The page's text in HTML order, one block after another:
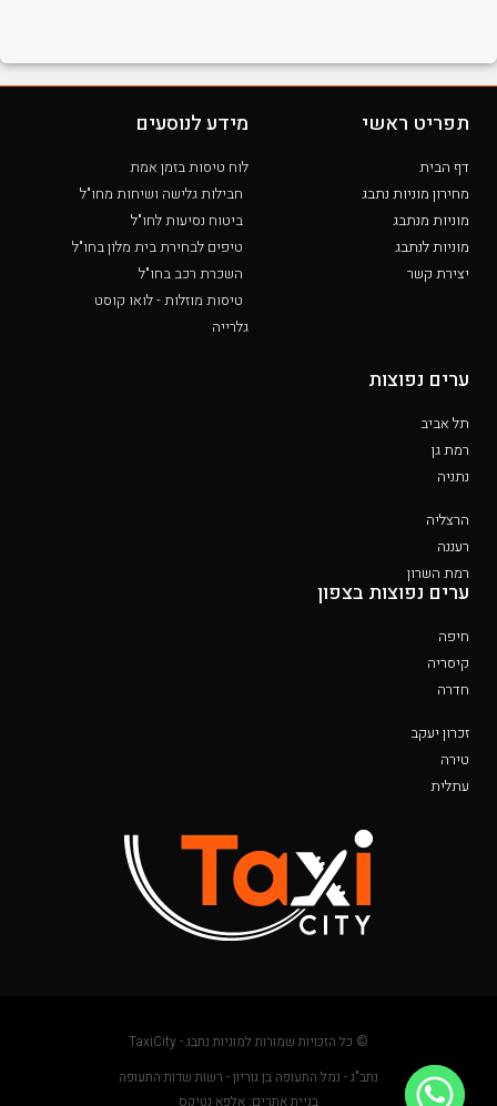
תפריט ראשי
דף הבית
מחירון מוניות נתבג
מוניות מנתבג
מוניות לנתבג
יצירת קשר
מידע לנוסעים
לוח טיסות בזמן אמת
חבילות גלישה ושיחות מחו"ל
ביטוח נסיעות לחו"ל
טיפים לבחירת בית מלון בחו"ל
השכרת רכב בחו"ל
טיסות מוזלות - לואו קוסט
גלרייה
ערים נפוצות
תל אביב
רמת גן
נתניה
הרצליה
רעננה
רמת השרון
ערים נפוצות בצפון
חיפה
קיסריה
חדרה
זכרון יעקב
טירה
עתלית
© כל הזכויות שמורות למוניות נתבג - TaxiCity
נתב"ג - נמל התעופה בן גוריון - רשות שדות התעופה
בניית אתרים: אלפא נטיקס